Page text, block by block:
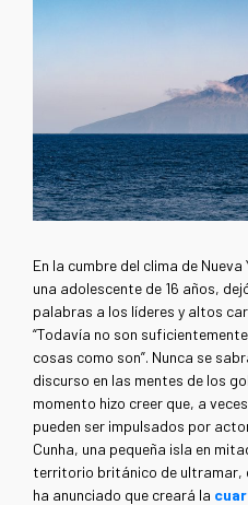
En la cumbre del clima de
una adolescente de 16 años,
palabras a los líderes y altos
“Todavía no son
cosas como son”. Nunca se
discurso en las mentes de los
momento hizo creer que, a
pueden ser impulsados por
Cunha, una pequeña isla en
territorio británico de ultramar,
ha anunciado que creará la